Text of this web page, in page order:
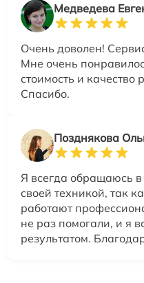
Медведева
Очень доволен!
Мне очень
стоимость и качество
Спасибо.
Позднякова
Я всегда обращаюсь в
своей техникой, так
работают
не раз помогали, и я
результатом.